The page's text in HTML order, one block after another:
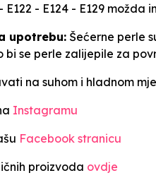
- E122 - E124 - E129
upotrebu: Šećerne perle
bi se perle zalijepile za
na suhom i hladnom
Instagramu
Facebook stranicu
proizvoda ovdje